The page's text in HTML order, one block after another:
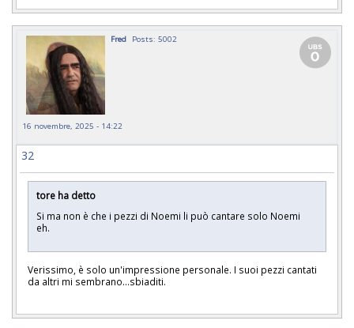
Fred Posts: 5002
16 novembre, 2025 - 14:22
32
tore ha detto
Si ma non è che i pezzi di Noemi li può cantare solo Noemi
eh.
Verissimo, è solo un'impressione personale. I suoi pezzi cantati
da altri mi sembrano...sbiaditi.